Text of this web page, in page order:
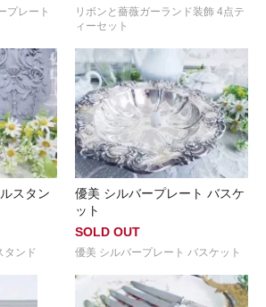
プレート
リボンと薔薇ガーランド装飾 4点テ
ィーセット
スタン
タンド
優美 シルバープレート バスケ
ット
SOLD OUT
優美 シルバープレート バスケット